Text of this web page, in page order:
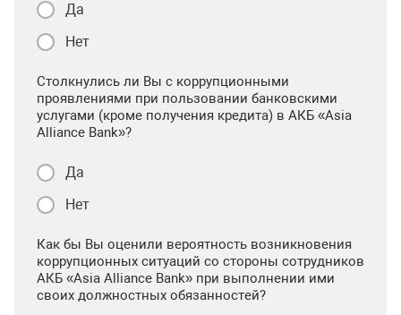
Да
Нет
Столкнулись ли Вы с коррупционными
проявлениями при пользовании банковскими
услугами (кроме получения кредита) в АКБ «Asia
Alliance Bank»?
Да
Нет
Как бы Вы оценили вероятность возникновения
коррупционных ситуаций со стороны сотрудников
АКБ «Asia Alliance Bank» при выполнении ими
своих должностных обязанностей?